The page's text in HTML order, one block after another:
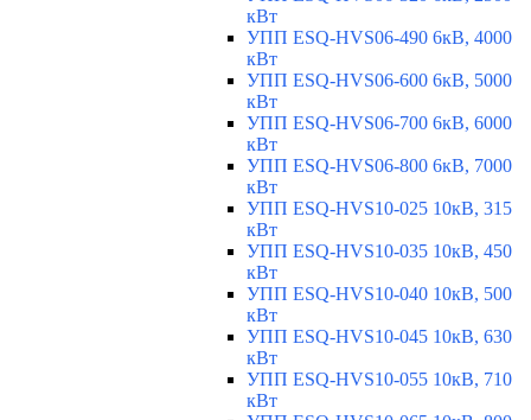
кВт
УПП ESQ-HVS06-490 6кВ, 4000
кВт
УПП ESQ-HVS06-600 6кВ, 5000
кВт
УПП ESQ-HVS06-700 6кВ, 6000
кВт
УПП ESQ-HVS06-800 6кВ, 7000
кВт
УПП ESQ-HVS10-025 10кВ, 315
кВт
УПП ESQ-HVS10-035 10кВ, 450
кВт
УПП ESQ-HVS10-040 10кВ, 500
кВт
УПП ESQ-HVS10-045 10кВ, 630
кВт
УПП ESQ-HVS10-055 10кВ, 710
кВт